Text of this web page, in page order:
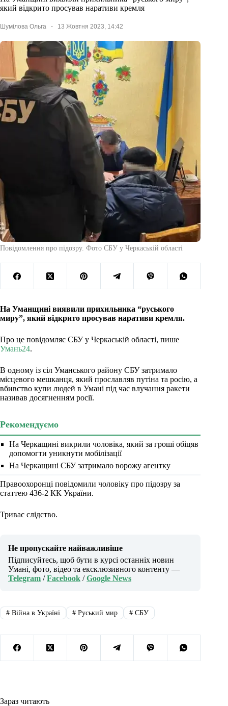
який відкрито просував наративи кремля
Шумілова Ольга 13 Жовтня 2023, 14:42
Повідомлення про підозру. Фото СБУ у Черкаській області
На Уманщині виявили прихильника “руського
миру”, який відкрито просував наративи кремля.
Про це повідомляє СБУ у Черкаській області, пише
Умань24.
В одному із сіл Уманського району СБУ затримало
місцевого мешканця, який прославляв путіна та росію, а
вбивство купи людей в Умані під час влучання ракети
називав досягненням росії.
Рекомендуємо
На Черкащині викрили чоловіка, який за гроші обіцяв
допомогти уникнути мобілізації
На Черкащині СБУ затримало ворожу агентку
Правоохоронці повідомили чоловіку про підозру за
статтею 436-2 КК України.
Триває слідство.
Не пропускайте найважливіше
Підписуйтесь, щоб бути в курсі останніх новин
Умані, фото, відео та ексклюзивного контенту —
Telegram /Facebook /Google News
#Війна в Україні #Руський мир # СБУ
Зараз читають